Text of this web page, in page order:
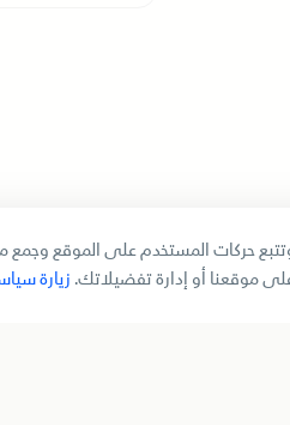
حركات المستخدم على الموقع وجمع
موقعنا أو إدارة تفضيلاتك. زيارة